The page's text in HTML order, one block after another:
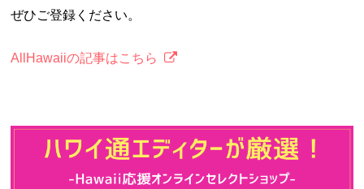
ぜひご登録ください。
AllHawaiiの記事はこちら